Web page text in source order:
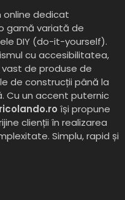
online dedicat
gamă variată de
DIY (do-it-yourself).
cu accesibilitatea,
de produse de
de construcții până la
Cu un accent puternic
își propune
clienții în realizarea
Simplu, rapid și